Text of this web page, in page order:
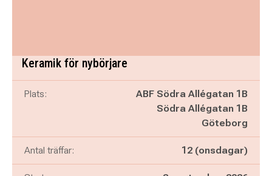
Keramik för nybörjare
Plats:
ABF Södra Allégatan 1B
Södra Allégatan 1B
Göteborg
Antal träffar: 12 (onsdagar)